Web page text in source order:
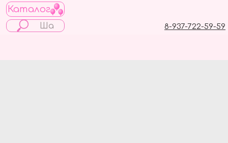
Каталог
8-937-722-59-59